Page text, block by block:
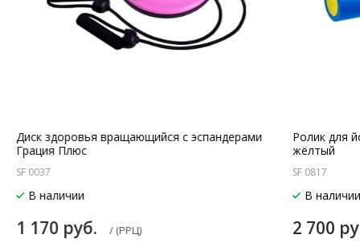
Диск здоровья вращающийся с эспандерами
Грация Плюс
SF 0037
В наличии
1 170 руб. / (РРЦ)
Ролик для
жёлтый
SF 0817
В
2 700